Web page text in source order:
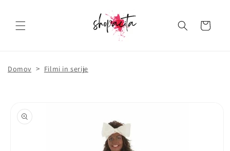
Košarica
Domov > Filmi in serije